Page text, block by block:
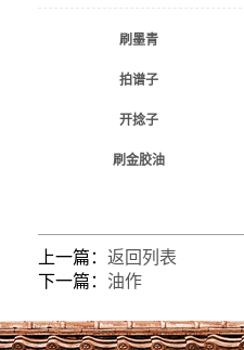
刷墨青
拍谱子
开捻子
刷金胶油
上一篇： 返回列表
下一篇： 油作